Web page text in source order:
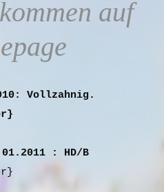
auf
Vollzahnig.
7.01.2011 : HD/B